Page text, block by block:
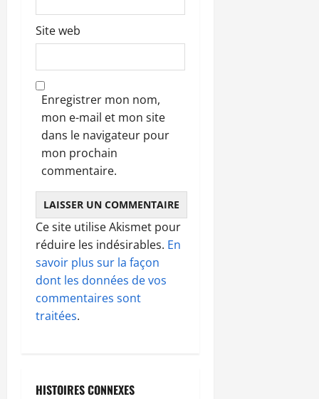
Site web
Enregistrer mon nom,
mon e-mail et mon site
dans le navigateur pour
mon prochain
commentaire.
Ce site utilise Akismet pour
réduire les indésirables. En
savoir plus sur la façon
dont les données de vos
commentaires sont
traitées.
HISTOIRES CONNEXES